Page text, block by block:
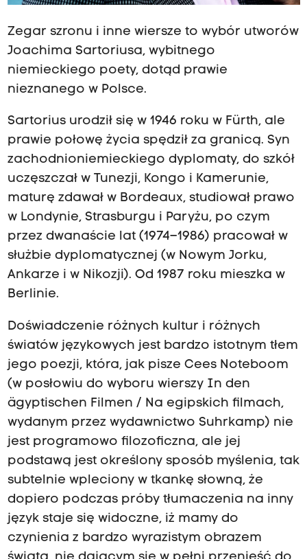
Zegar szronu i inne wiersze to wybór utworów
Joachima Sartoriusa, wybitnego
niemieckiego poety, dotąd prawie
nieznanego w Polsce.
Sartorius urodził się w 1946 roku w Fürth, ale
prawie połowę życia spędził za granicą. Syn
zachodnioniemieckiego dyplomaty, do szkół
uczęszczał w Tunezji, Kongo i Kamerunie,
maturę zdawał w Bordeaux, studiował prawo
w Londynie, Strasburgu i Paryżu, po czym
przez dwanaście lat (1974–1986) pracował w
służbie dyplomatycznej (w Nowym Jorku,
Ankarze i w Nikozji). Od 1987 roku mieszka w
Berlinie.
Doświadczenie różnych kultur i różnych
światów językowych jest bardzo istotnym tłem
jego poezji, która, jak pisze Cees Noteboom
(w posłowiu do wyboru wierszy In den
ägyptischen Filmen / Na egipskich filmach,
wydanym przez wydawnictwo Suhrkamp) nie
jest programowo filozoficzna, ale jej
podstawą jest określony sposób myślenia, tak
subtelnie wpleciony w tkankę słowną, że
dopiero podczas próby tłumaczenia na inny
język staje się widoczne, iż mamy do
czynienia z bardzo wyrazistym obrazem